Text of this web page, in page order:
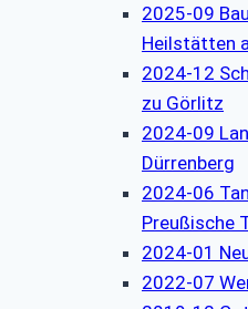
2025-09
Heilstätten
2024-12
zu Görlitz
2024-09
Dürrenberg
2024-06
Preußische
2024-01
2022-07